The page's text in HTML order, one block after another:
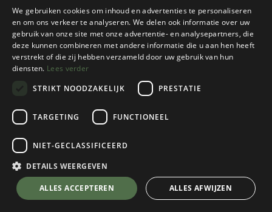
Van hut naar hut in de
Dolomieten
Een fotoverslag van de Alta Via 1
We gebruiken cookies om inhoud en advertenties te personaliseren
en om ons verkeer te analyseren. We delen ook informatie over uw
gebruik van onze site met onze advertentie- en analysepartners, die
deze kunnen combineren met andere informatie die u aan hen heeft
verstrekt of die zij hebben verzameld door uw gebruik van hun
diensten. Lees verder
STRIKT NOODZAKELIJK
PRESTATIE
TARGETING FUNCTIONEEL
NIET-GECLASSIFICEERD
DETAILS WEERGEVEN
ALLES ACCEPTEREN ALLES AFWIJZEN